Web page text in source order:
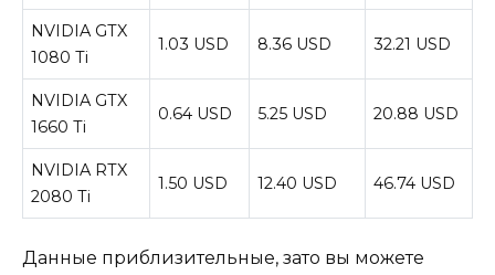
NVIDIA GTX
1080 Ti
1.03 USD 8.36 USD 32.21 USD
NVIDIA GTX
1660 Ti
0.64 USD 5.25 USD 20.88 USD
NVIDIA RTX
2080 Ti
1.50 USD 12.40 USD 46.74 USD
Данные приблизительные, зато вы можете